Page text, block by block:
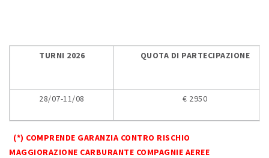
TURNI 2026 QUOTA DI PARTECIPAZIONE
28/07-11/08 € 2950
(*) COMPRENDE GARANZIA CONTRO RISCHIO
MAGGIORAZIONE CARBURANTE COMPAGNIE AEREE